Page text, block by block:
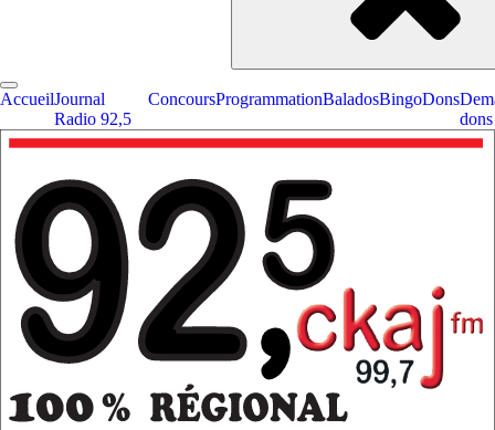
AccueilJournal
Radio 92,5
ConcoursProgrammationBaladosBingoDons
dons